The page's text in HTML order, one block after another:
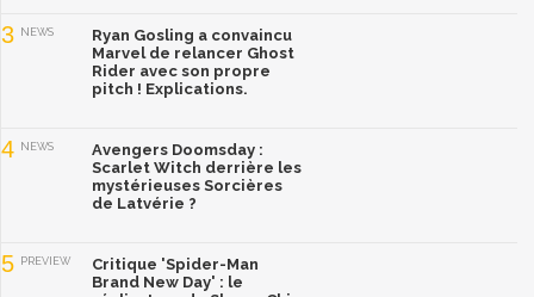
3 NEWS
Ryan Gosling a convaincu
Marvel de relancer Ghost
Rider avec son propre
pitch ! Explications.
4 NEWS
Avengers Doomsday :
Scarlet Witch derrière les
mystérieuses Sorcières
de Latvérie ?
5 PREVIEW
Critique 'Spider-Man
Brand New Day' : le